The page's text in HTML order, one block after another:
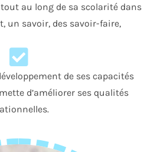
au long de sa scolarité dans
un savoir, des savoir-faire,
de ses capacités
d’améliorer ses qualités